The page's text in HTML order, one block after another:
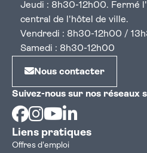
Jeudi : 8h30-12h00. Fermé
central de l'hôtel de ville.
Vendredi : 8h30-12h00 /
Samedi : 8h30-12h00
Nous contacter
Suivez-nous sur nos réseaux
Facebook
Instagram
Youtube
Liens pratiques
Offres d'emploi